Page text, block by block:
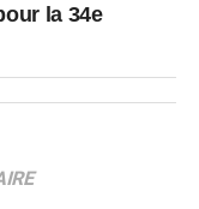
la 34e